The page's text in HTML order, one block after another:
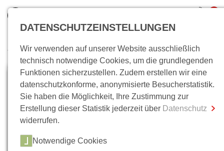
inkl. MwSt.
0,00 €
Zum Warenkorb Zur Kasse
Wo bin ich?
DATENSCHUTZEINSTELLUNGEN
Wir verwenden auf unserer Website ausschließlich
technisch notwendige Cookies, um die grundlegenden
Funktionen sicherzustellen. Zudem erstellen wir eine
datenschutzkonforme, anonymisierte Besucherstatistik.
Sie haben die Möglichkeit, Ihre Zustimmung zur
Erstellung dieser Statistik jederzeit über Datenschutz
widerrufen.
Notwendige Cookies